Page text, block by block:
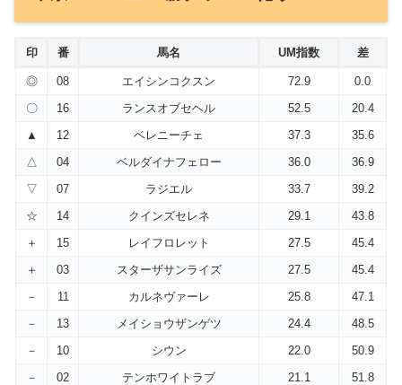
印 番 馬名 UM指数 差
◎ 08 エイシンコクスン 72.9
0.0
〇
16 ランスオブセヘル 52.5
20.4
▲
12 ベレニーチェ 37.3
35.6
△
04 ベルダイナフェロー 36.0
36.9
▽
07 ラジエル 33.7
39.2
☆
14 クインズセレネ 29.1
43.8
＋
15 レイフロレット 27.5
45.4
＋
03 スターザサンライズ 27.5
45.4
－
11 カルネヴァーレ 25.8
47.1
－
13 メイショウザンゲツ 24.4
48.5
－
10 シウン 22.0
50.9
－
02 テンホワイトラブ 21.1
51.8